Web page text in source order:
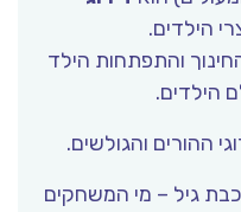
הילדים.
החינוך והתפתחות הילד
הילדים.
ההורים והגולשים.
גיל – מי המשחקים